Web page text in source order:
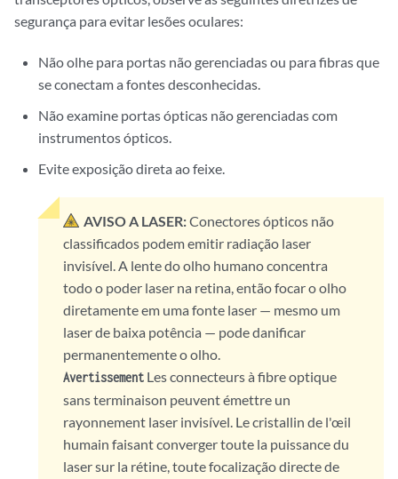
segurança para evitar lesões oculares:
Não olhe para portas não gerenciadas ou para fibras que
se conectam a fontes desconhecidas.
Não examine portas ópticas não gerenciadas com
instrumentos ópticos.
Evite exposição direta ao feixe.
AVISO A LASER:Conectores ópticos não
classificados podem emitir radiação laser
invisível. A lente do olho humano concentra
todo o poder laser na retina, então focar o olho
diretamente em uma fonte laser — mesmo um
laser de baixa potência — pode danificar
permanentemente o olho.
Avertissement Les connecteurs à fibre optique
sans terminaison peuvent émettre un
rayonnement laser invisível. Le cristallin de l'œil
humain faisant converger toute la puissance du
laser sur la rétine, toute focalização directe de